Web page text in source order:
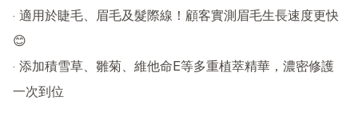
· 適用於睫毛、眉毛及髮際線！顧客實測眉毛生長速度更快
😊
· 添加積雪草、雛菊、維他命E等多重植萃精華，濃密修護
一次到位